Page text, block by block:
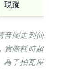
現蹤
音閣走到仙
實際耗時超
為了拍瓦屋